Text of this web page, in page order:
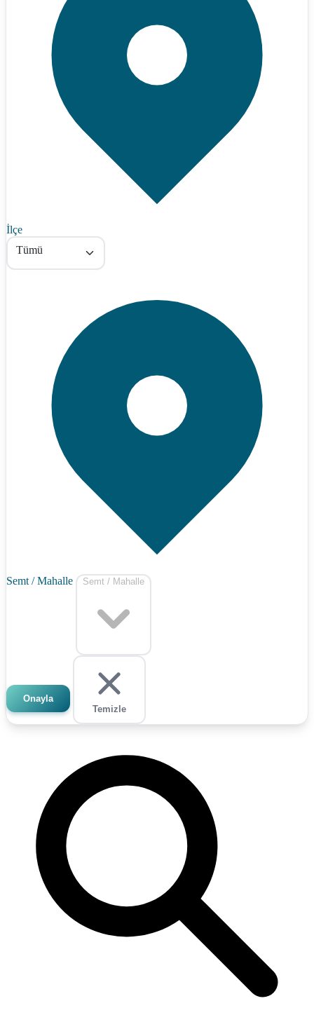
İlçe
Tümü
Semt / Mahalle Semt / Mahalle
Onayla
Temizle